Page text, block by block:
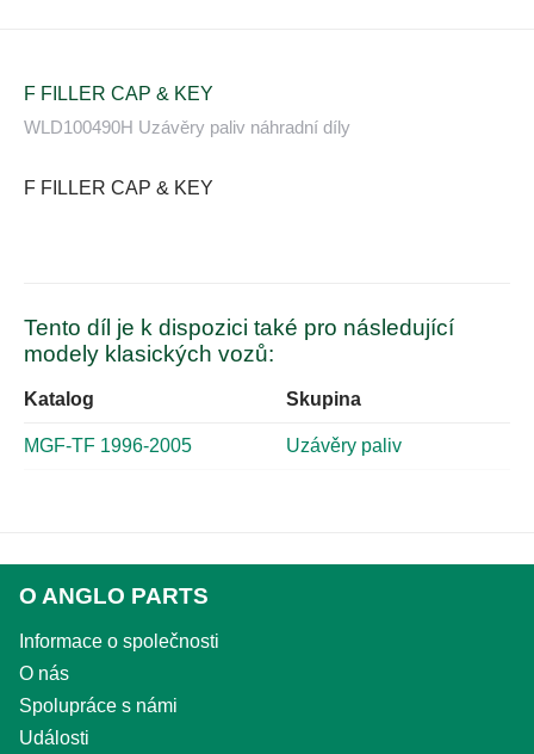
F FILLER CAP & KEY
WLD100490H Uzávěry paliv náhradní díly
F FILLER CAP & KEY
Tento díl je k dispozici také pro následující
modely klasických vozů:
Katalog Skupina
MGF-TF 1996-2005 Uzávěry paliv
O ANGLO PARTS
Informace o společnosti
O nás
Spolupráce s námi
Události